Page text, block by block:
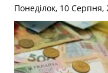
Понеділок, 10 Серпня,